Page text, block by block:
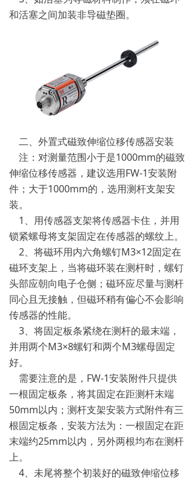
和活塞之间加装非导磁垫圈。
二、外置式磁致伸缩位移传感器安装
注：对测量范围小于是1000mm的磁致
伸缩位移传感器，建议选用FW-1安装附
件；大于1000mm的，选用测杆支架安
装。
1、用传感器支架将传感器卡住，并用
锁紧螺母将支架固定在传感器的螺纹上。
2、将磁环用内六角螺钉M3×12固定在
磁环支架上，当将磁环装在测杆时，螺钉
头部应朝向电子仓侧；磁环应尽量与测杆
同心且无接触，但磁环稍有偏心不会影响
传感器的性能。
3、将固定板条紧绕在测杆的最末端，
并用两个M3×8螺钉和两个M3螺母固定
好。
需要注意的是，FW-1安装附件只提供
一根固定板条，将其固定在距测杆末端
50mm以内；测杆支架安装方式附件有三
根固定板条，安装方法为：一根固定在距
末端约25mm以内，另外两根均布在测杆
上。
4、未尾将整个初装好的磁致伸缩位移